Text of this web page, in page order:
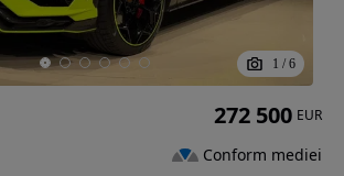
1 / 6
272 500 EUR
Conform mediei